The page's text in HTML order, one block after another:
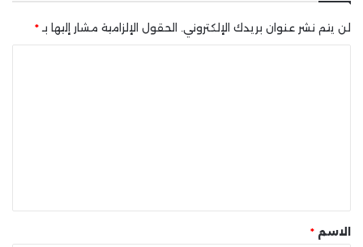
لن يتم نشر عنوان بريدك الإلكتروني. الحقول الإلزامية مشار إليها بـ*
* الاسم *